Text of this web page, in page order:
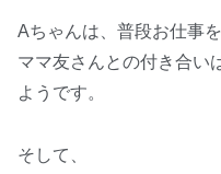
Aちゃんは、普段お仕事
ママ友さんとの付き合い
ようです。
そして、